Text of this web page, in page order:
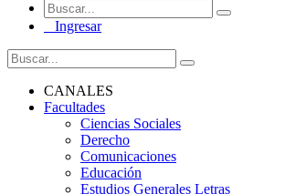
Ingresar
CANALES
Facultades
Ciencias Sociales
Derecho
Comunicaciones
Educación
Estudios Generales Letras